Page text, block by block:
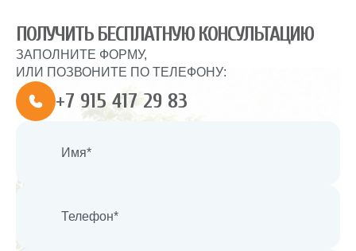
ПОЛУЧИТЬ БЕСПЛАТНУЮ КОНСУЛЬТАЦИЮ
ЗАПОЛНИТЕ ФОРМУ,
ИЛИ ПОЗВОНИТЕ ПО ТЕЛЕФОНУ:
+7 915 417 29 83